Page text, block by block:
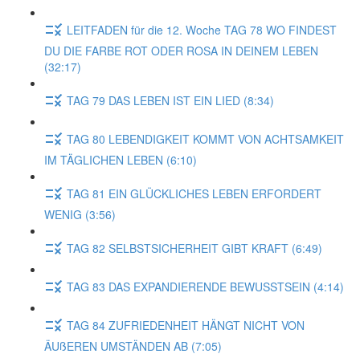
LEITFADEN für die 12. Woche TAG 78 WO FINDEST
DU DIE FARBE ROT ODER ROSA IN DEINEM LEBEN
(32:17)
TAG 79 DAS LEBEN IST EIN LIED (8:34)
TAG 80 LEBENDIGKEIT KOMMT VON ACHTSAMKEIT
IM TÄGLICHEN LEBEN (6:10)
TAG 81 EIN GLÜCKLICHES LEBEN ERFORDERT
WENIG (3:56)
TAG 82 SELBSTSICHERHEIT GIBT KRAFT (6:49)
TAG 83 DAS EXPANDIERENDE BEWUSSTSEIN (4:14)
TAG 84 ZUFRIEDENHEIT HÄNGT NICHT VON
ÄUßEREN UMSTÄNDEN AB (7:05)